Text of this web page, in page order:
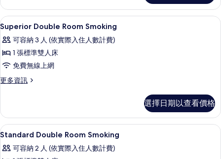
的
所
有
相
片
Casual
Double
Room
Smoking
的
詳
顯
示
Superior
Double
Room
Smoking
有
相
片
客房內保險箱、筆電工作空間、熨斗/
1
Superior Double Room Smoking
可容納 3 人 (依實際入住人數計費)
1 張標準雙人床
免費無線上網
更多資訊
更
Room
Smoking
的
情
選擇日期以查看價格
顯
示
Standard
客房內保險箱、筆電工作空間、熨斗/
1
Standard Double Room Smoking
可容納 2 人 (依實際入住人數計費)